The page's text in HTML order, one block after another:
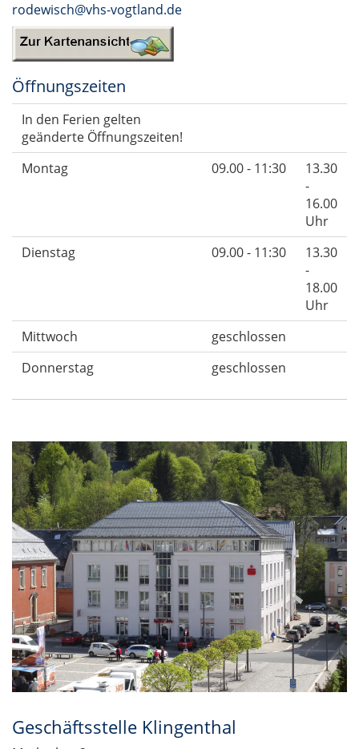
rodewisch@vhs-vogtland.de
Öffnungszeiten
In den Ferien gelten
geänderte Öffnungszeiten!
Montag
09.00 - 11:30
13.30
-
16.00
Uhr
Dienstag
09.00 - 11:30
13.30
-
18.00
Uhr
Mittwoch
geschlossen
Donnerstag
geschlossen
Geschäftsstelle Klingenthal